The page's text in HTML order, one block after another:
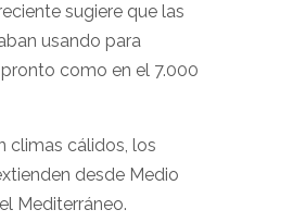
sugiere que las
usando para
como en el 7.000
climas cálidos, los
desde Medio
Mediterráneo.